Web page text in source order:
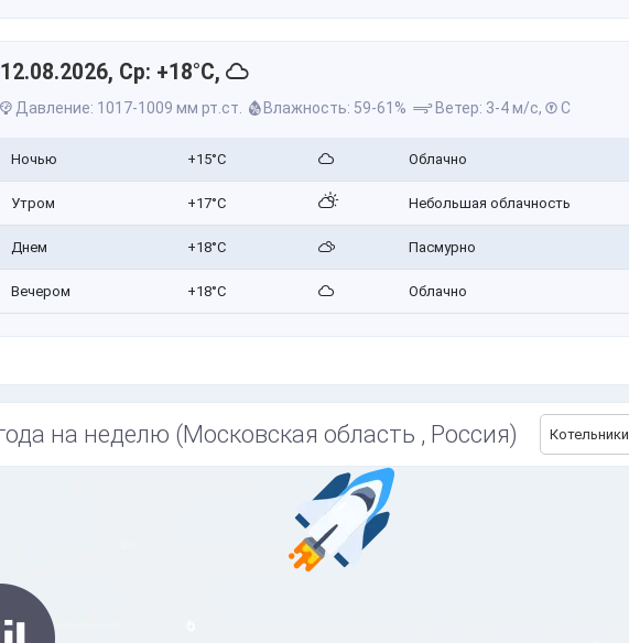
12.08.2026, Ср: +18°C,
Давление: 1017-1009 мм рт.ст. Влажность: 59-61% Ветер: 3-4 м/с, С
Ночью +15°C Облачно
Утром +17°C Небольшая облачность
Днем +18°C Пасмурно
Вечером +18°C Облачно
на неделю (Московская область , Россия) Котельники